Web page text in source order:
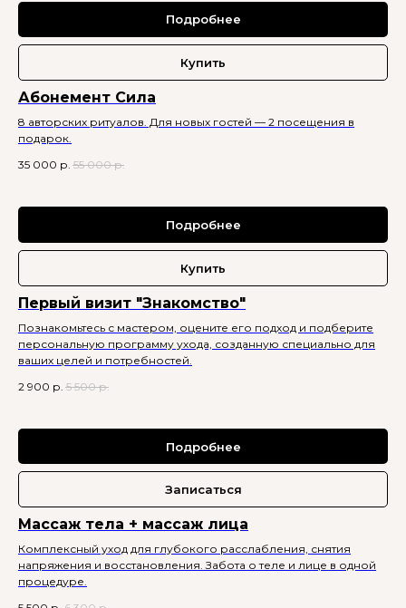
Подробнее
Купить
Абонемент Сила
8 авторских ритуалов. Для новых гостей — 2 посещения в
подарок.
35 000 р. 55 000 р.
Подробнее
Купить
Первый визит "Знакомство"
Познакомьтесь с мастером, оцените его подход и подберите
персональную программу ухода, созданную специально для
ваших целей и потребностей.
2 900 р. 5 500 р.
Подробнее
Записаться
Массаж тела + массаж лица
Комплексный уход для глубокого расслабления, снятия
напряжения и восстановления. Забота о теле и лице в одной
процедуре.